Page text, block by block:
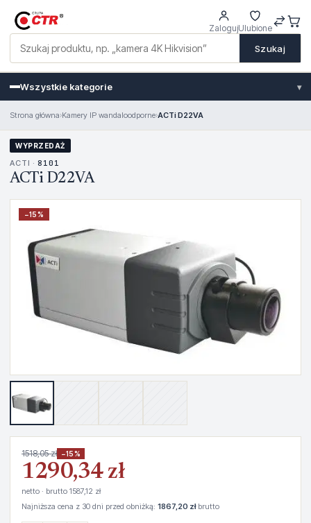
Szukaj
ZalogujUlubione
Wszystkie kategorie ▾
Strona główna›Kamery IP wandaloodporne›ACTi D22VA
WYPRZEDAŻ
ACTI · 8101
ACTi D22VA
−15%
1518,05 zł −15%
1290,34 zł
netto · brutto 1587,12 zł
Najniższa cena z 30 dni przed obniżką: 1867,20 złbrutto